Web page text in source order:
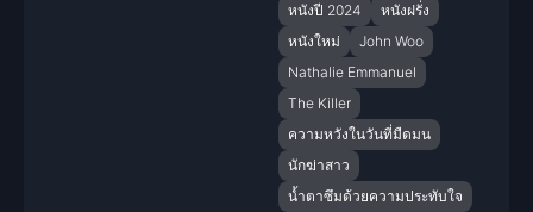
หนังปี 2024
หนังฝรั่ง
หนังใหม่
John Woo
Nathalie Emmanuel
The Killer
ความหวังในวันที่มืดมน
นักฆ่าสาว
น้ำตาซึมด้วยความประทับใจ